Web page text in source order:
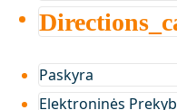
Paskyra
Elektroninės